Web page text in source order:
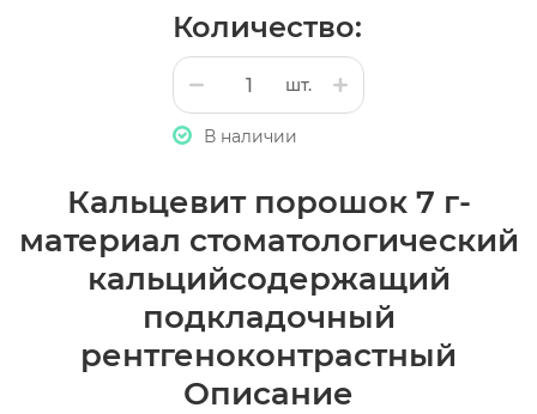
Кальцевит порошок 7 г-
материал стоматологический
кальцийсодержащий
подкладочный
рентгеноконтрастный
Описание
Количество:
шт.
В наличии